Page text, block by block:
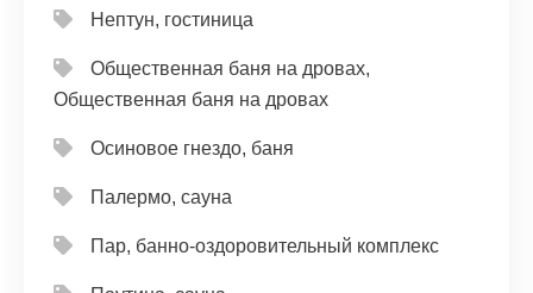
Нептун, гостиница
Общественная баня на дровах,
Общественная баня на дровах
Осиновое гнездо, баня
Палермо, сауна
Пар, банно-оздоровительный комплекс